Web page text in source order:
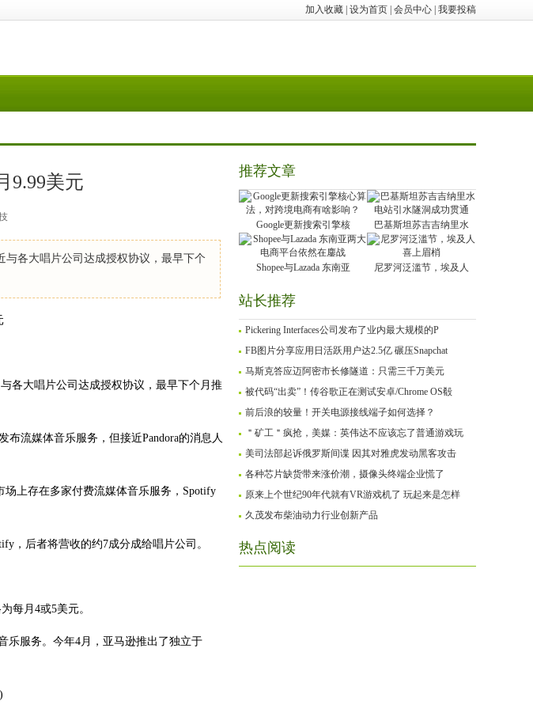
加入收藏 设为首页 会员中心 我要投稿
9.99美元
各大唱片公司达成授权协议，最早下个
各大唱片公司达成授权协议，最早下个月推
布流媒体音乐服务，但接近Pandora的消息人
场上存在多家付费流媒体音乐服务，Spotify
，后者将营收的约7成分成给唱片公司。
每月4或5美元。
乐服务。今年4月，亚马逊推出了独立于
推荐文章
Google更新搜索引擎核 巴基斯坦苏吉吉纳里水
Shopee与Lazada 东南亚 尼罗河泛滥节，埃及人
站长推荐
Pickering Interfaces公司发布了业内最大规模的P
FB图片分享应用日活跃用户达2.5亿 碾压Snapchat
马斯克答应迈阿密市长修隧道：只需三千万美元
被代码“出卖”！传谷歌正在测试安卓/Chrome OS殽
前后浪的较量！开关电源接线端子如何选择？
＂矿工＂疯抢，美媒：英伟达不应该忘了普通游戏玩
美司法部起诉俄罗斯间谍 因其对雅虎发动黑客攻击
各种芯片缺货带来涨价潮，摄像头终端企业慌了
原来上个世纪90年代就有VR游戏机了 玩起来是怎样
久茂发布柴油动力行业创新产品
热点阅读